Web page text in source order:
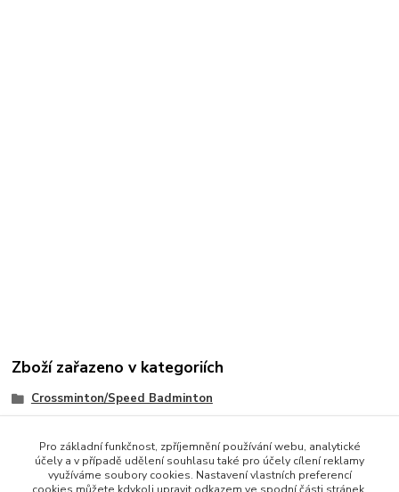
Zboží zařazeno v kategoriích
Crossminton/Speed Badminton
Pro základní funkčnost, zpříjemnění používání webu, analytické
účely a v případě udělení souhlasu také pro účely cílení reklamy
využíváme soubory cookies. Nastavení vlastních preferencí